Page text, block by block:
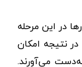
در این مرحله
در نتیجه امکان
می‌آورند.